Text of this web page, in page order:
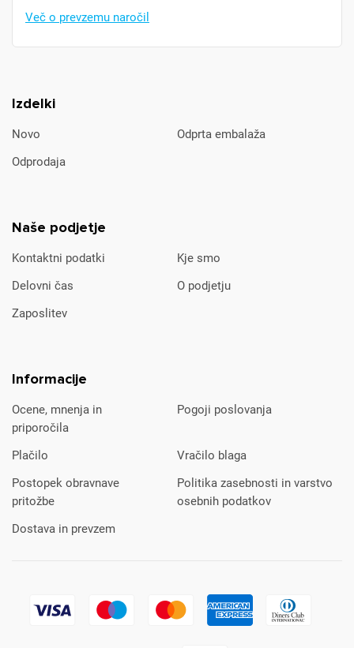
Izdelki
Novo
Odprta embalaža
Odprodaja
Naše podjetje
Kontaktni podatki
Kje smo
Delovni čas
O podjetju
Zaposlitev
Informacije
Ocene, mnenja in
priporočila
Pogoji poslovanja
Plačilo
Vračilo blaga
Postopek obravnave
pritožbe
Politika zasebnosti in varstvo
osebnih podatkov
Dostava in prevzem
Več o prevzemu naročil